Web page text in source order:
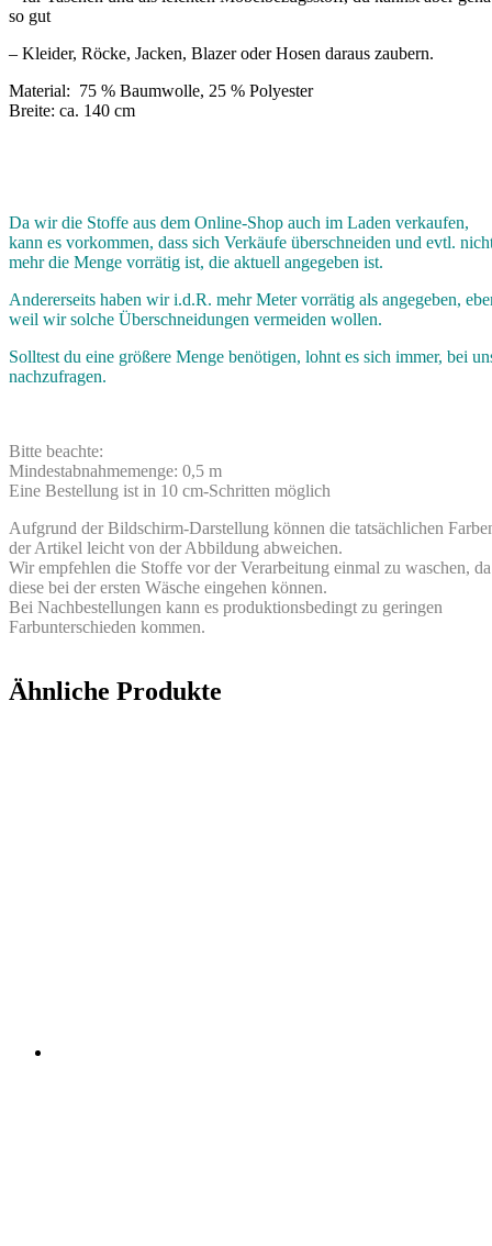
so gut
– Kleider, Röcke, Jacken, Blazer oder Hosen daraus zaubern.
Material: 75 % Baumwolle, 25 % Polyester
Breite: ca. 140 cm
Da wir die Stoffe aus dem Online-Shop auch im Laden verkaufen,
kann es vorkommen, dass sich Verkäufe überschneiden und evtl.
mehr die Menge vorrätig ist, die aktuell angegeben ist.
Andererseits haben wir i.d.R. mehr Meter vorrätig als angegeben,
weil wir solche Überschneidungen vermeiden wollen.
Solltest du eine größere Menge benötigen, lohnt es sich immer, bei
nachzufragen.
Bitte beachte:
Mindestabnahmemenge: 0,5 m
Eine Bestellung ist in 10 cm-Schritten möglich
Aufgrund der Bildschirm-Darstellung können die tatsächlichen
der Artikel leicht von der Abbildung abweichen.
Wir empfehlen die Stoffe vor der Verarbeitung einmal zu waschen, da
diese bei der ersten Wäsche eingehen können.
Bei Nachbestellungen kann es produktionsbedingt zu geringen
Farbunterschieden kommen.
Ähnliche Produkte